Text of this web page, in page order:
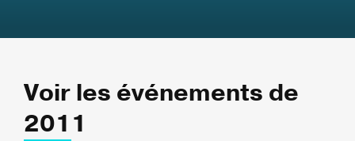
Voir les événements de
2011